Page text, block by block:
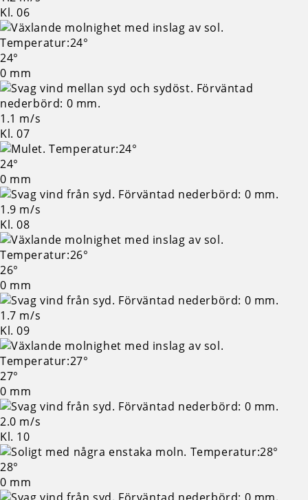
Kl. 06
24°
0 mm
1.1 m/s
Kl. 07
24°
0 mm
1.9 m/s
Kl. 08
26°
0 mm
1.7 m/s
Kl. 09
27°
0 mm
2.0 m/s
Kl. 10
28°
0 mm